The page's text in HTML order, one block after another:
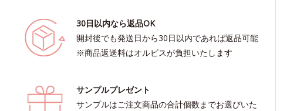
30日以内なら返品OK
開封後でも発送日から30日以内であれば返品可能
※商品返送料はオルビスが負担いたします
サンプルプレゼント
サンプルはご注文商品の合計個数までお選びいた